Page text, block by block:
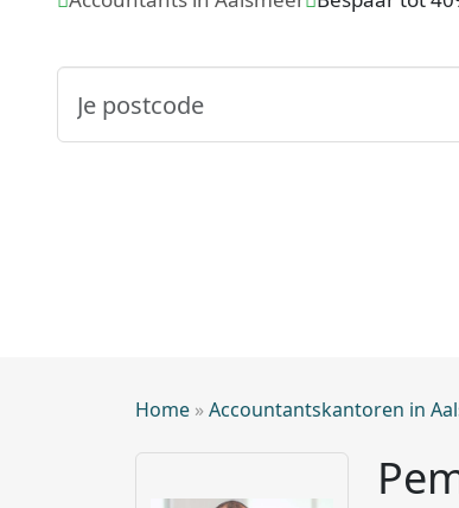
Home »Accountantskantoren in